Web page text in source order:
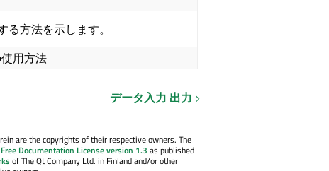
方法を示します。
用方法
データ入力 出力
are the copyrights of their respective owners. The
Documentation License version 1.3 as published
of The Qt Company Ltd. in Finland and/or other